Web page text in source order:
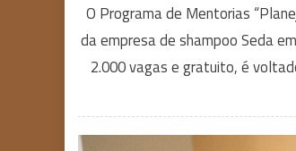
O Programa de Mentorias
da empresa de shampoo Seda
2.000 vagas e gratuito, é